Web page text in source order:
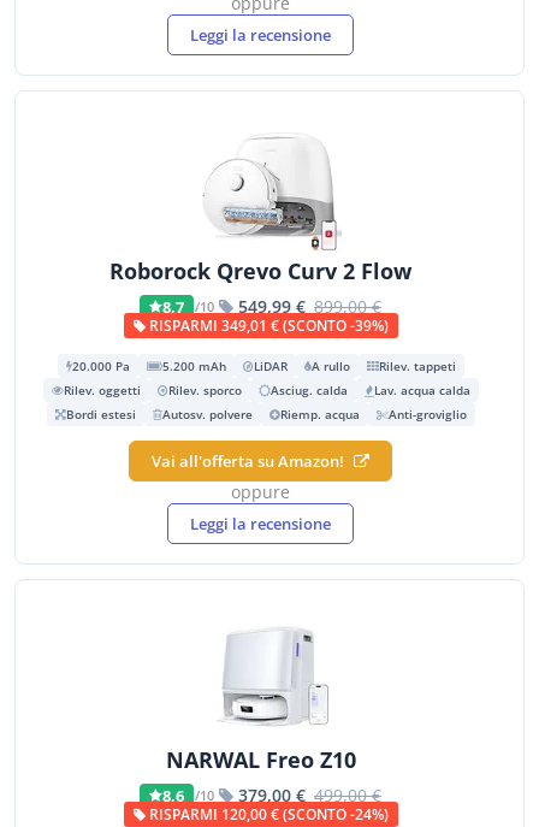
Leggi la recensione
Roborock Qrevo Curv 2 Flow
8,7 /10 549,99 € 899,00 €
RISPARMI 349,01 € (SCONTO -39%)
20.000 Pa 5.200 mAh LiDAR A rullo
Rilev. tappeti
Rilev. oggetti
Rilev. sporco Asciug. calda
Lav. acqua calda
Bordi estesi
Autosv. polvere Riemp. acqua Anti-groviglio
Vai all'offerta su Amazon!
oppure
Leggi la recensione
NARWAL Freo Z10
8,6 /10 379,00 € 499,00 €
RISPARMI 120,00 € (SCONTO -24%)